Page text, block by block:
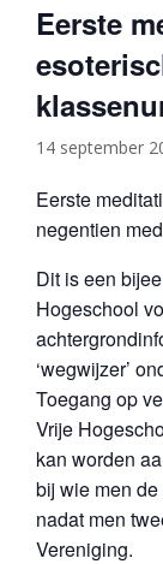
Eerste
14 september
Eerste
negentien
Dit is een
Hogeschool
‘wegwijzer’
Toegang op
Vrije
kan worden
bij wie men
nadat men
Vereniging.